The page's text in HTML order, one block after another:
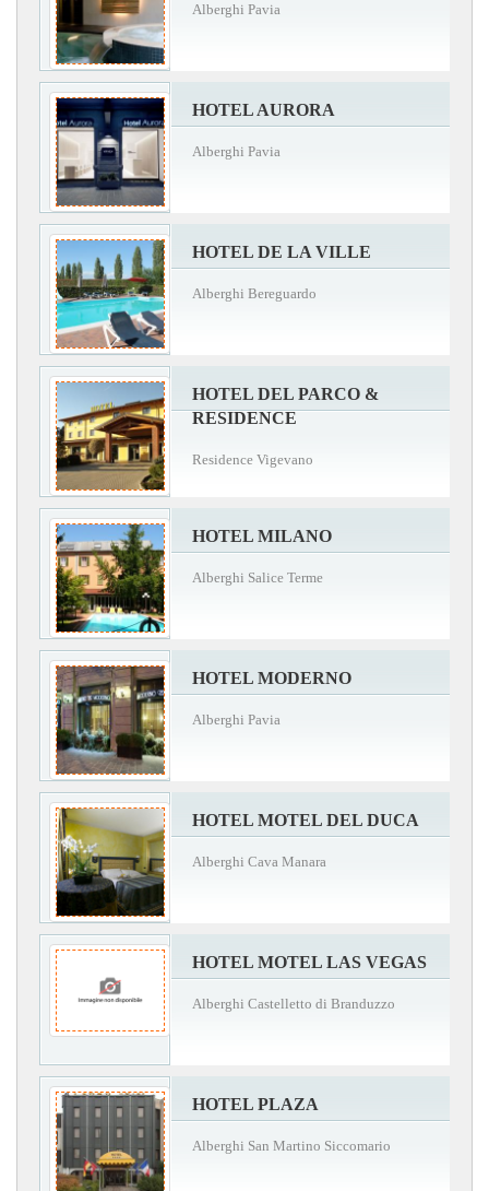
Alberghi Pavia
HOTEL AURORA
Alberghi Pavia
HOTEL DE LA VILLE
Alberghi Bereguardo
HOTEL DEL PARCO &
RESIDENCE
Residence Vigevano
HOTEL MILANO
Alberghi Salice Terme
HOTEL MODERNO
Alberghi Pavia
HOTEL MOTEL DEL DUCA
Alberghi Cava Manara
HOTEL MOTEL LAS VEGAS
Alberghi Castelletto di Branduzzo
HOTEL PLAZA
Alberghi San Martino Siccomario